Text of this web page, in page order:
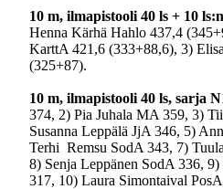
10 m, ilmapistooli 40 ls + 10
Henna Kärhä Hahlo 437,4
KarttA 421,6 (333+88,6), 3)
(325+87).
10 m, ilmapistooli 40 ls, sarja
374, 2) Pia Juhala MA 359, 3)
Susanna Leppälä JjA 346, 5)
Terhi Remsu SodA 343, 7)
8) Senja Leppänen SodA 336,
317, 10) Laura Simontaival